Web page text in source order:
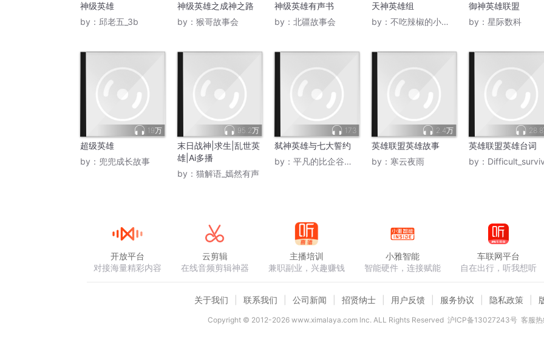
神级英雄
by： 邱老五_3b
神级英雄之成神之路
by： 猴哥故事会
神级英雄有声书
by： 北疆故事会
天神英雄组
by： 不吃辣椒的小辣椒
御神英雄联盟
by： 星际数科
19万
超级英雄
by： 兜兜成长故事
95.2万
末日战神|求生|乱世英
雄|Ai多播
by： 猫解语_嫣然有声
173
弑神英雄与七大誓约
by： 平凡的比企谷八幡
2.4万
英雄联盟英雄故事
by： 寒云夜雨
英雄联盟英雄台词
by：
开放平台
对接海量精彩内容
云剪辑
在线音频剪辑神器
主播培训
兼职副业，兴趣赚钱
小雅智能
智能硬件，连接赋能
车联网平台
自在出行，听我想听
关于我们 联系我们 公司新闻 招贤纳士 用户反馈 服务协议 隐私政策
Copyright © 2012-2026www.ximalaya.com lnc. ALL Rights Reserved 沪ICP备13027243号 客服